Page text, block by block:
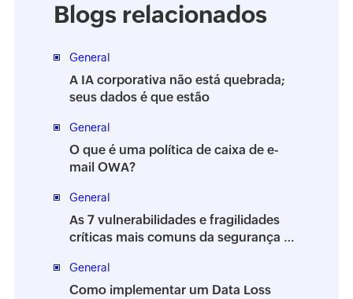
Blogs relacionados
General
A IA corporativa não está quebrada;
seus dados é que estão
General
O que é uma política de caixa de e-
mail OWA?
General
As 7 vulnerabilidades e fragilidades
críticas mais comuns da segurança da
General
Como implementar um Data Loss